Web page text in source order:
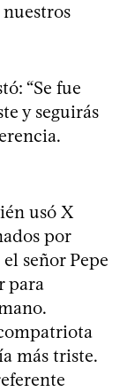
“Se fue
y seguirás
usó X
por
señor Pepe
para
más triste.